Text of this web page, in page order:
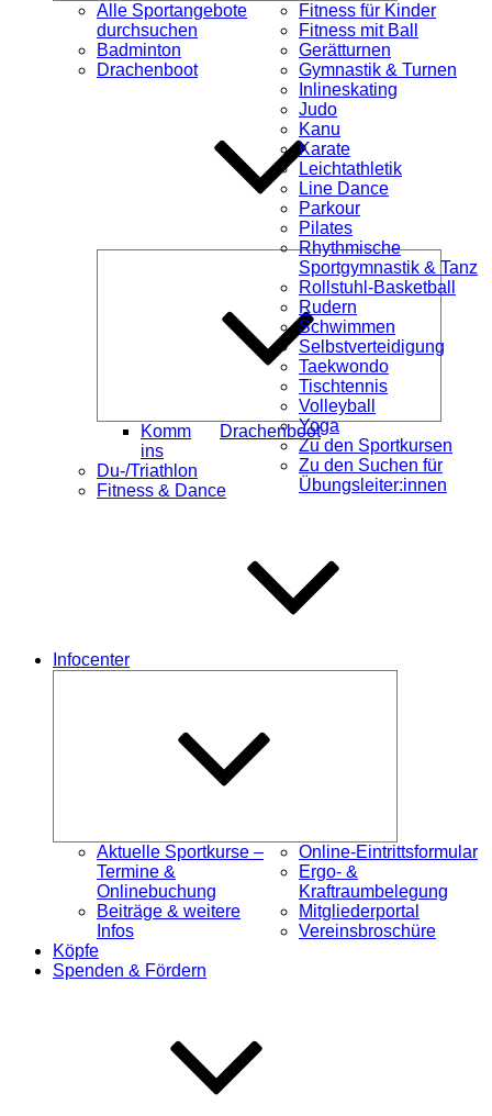
Alle Sportangebote
durchsuchen
Badminton
Drachenboot
öffnen
Komm
ins
Drachenboot
Du-/Triathlon
Fitness & Dance
Fitness für Kinder
Fitness mit Ball
Gerätturnen
Gymnastik & Turnen
Inlineskating
Judo
Kanu
Karate
Leichtathletik
Line Dance
Parkour
Pilates
Rhythmische
Sportgymnastik & Tanz
Rollstuhl-Basketball
Rudern
Schwimmen
Selbstverteidigung
Taekwondo
Tischtennis
Volleyball
Yoga
Zu den Sportkursen
Zu den Suchen für
Übungsleiter:innen
Infocenter
Aktuelle Sportkurse –
Termine &
Onlinebuchung
Beiträge & weitere
Infos
Online-Eintrittsformular
Ergo- &
Kraftraumbelegung
Mitgliederportal
Vereinsbroschüre
Köpfe
Spenden & Fördern